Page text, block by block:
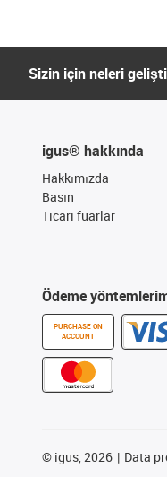
Sizin için neleri
igus® hakkında
Hakkımızda
Basın
Ticari fuarlar
Ödeme
PURCHASE ON
ACCOUNT
© igus, 2026 Data